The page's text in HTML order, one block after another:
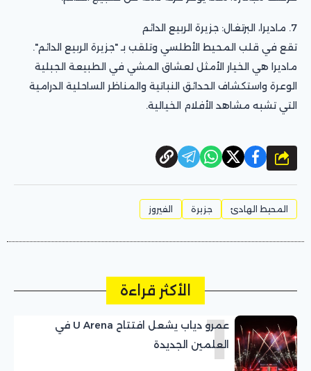
7. ماديرا، البرتغال: جزيرة الربيع الدائم
تقع في قلب المحيط الأطلسي وتلقب بـ "جزيرة الربيع الدائم".
ماديرا هي الخيار الأمثل لعشاق المشي في الطبيعة الجبلية
الوعرة واستكشاف الحدائق النباتية والمناظر الساحلية الدرامية
التي تشبه مشاهد الأفلام الخيالية.
شارك
المحيط الهادئ جزيرة الفيروز
الأكثر قراءة
1
عمرو دياب يشعل افتتاح U Arena في
العلمين الجديدة